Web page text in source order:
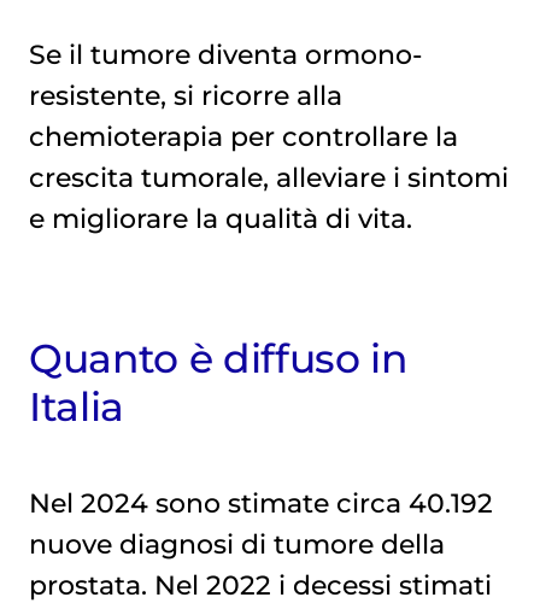
Se il tumore diventa ormono-
resistente, si ricorre alla
chemioterapia per controllare la
crescita tumorale, alleviare i sintomi
e migliorare la qualità di vita.
Quanto è diffuso in
Italia
Nel 2024 sono stimate circa 40.192
nuove diagnosi di tumore della
prostata. Nel 2022 i decessi stimati